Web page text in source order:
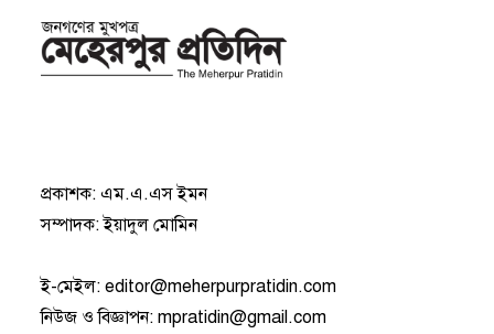
প্রকাশক: এম.এ.এস ইমন
সম্পাদক: ইয়াদুল মোমিন
ই-মেইল:editor@meherpurpratidin.com
নিউজ ও বিজ্ঞাপন:mpratidin@gmail.com